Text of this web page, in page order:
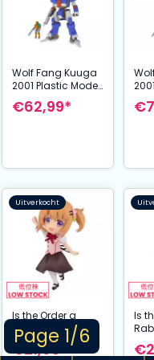
Page 1/6
Wolf Fang Kuuga
2001 Plastic Model
Kit 1/35 TYPE01
Soryu 13 cm
€62,99*
Kit
Uitverkocht
Is the Order a
Rabbit Bloom PVC
Statue Cocoa 6
cm
€21,95*
Is
cm